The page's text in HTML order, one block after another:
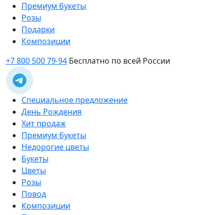
Премиум букеты
Розы
Подарки
Композиции
+7 800 500 79-94 Бесплатно по всей России
Специальное предложение
День Рождения
Хит продаж
Премиум букеты
Недорогие цветы
Букеты
Цветы
Розы
Повод
Композиции